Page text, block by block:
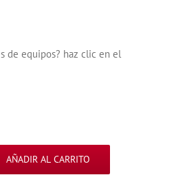
de equipos? haz clic en el
AÑADIR AL CARRITO